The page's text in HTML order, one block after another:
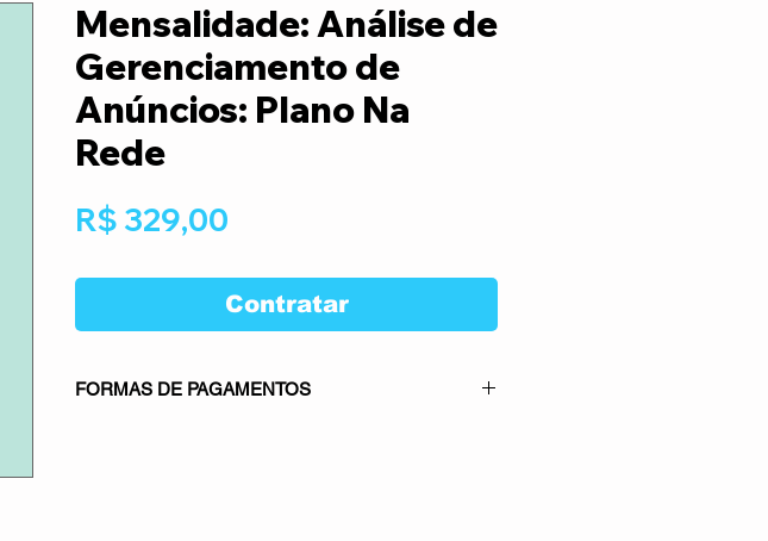
Mensalidade: Análise de
Gerenciamento de
Anúncios: Plano Na
Rede
R$ 329,00
Contratar
FORMAS DE PAGAMENTOS